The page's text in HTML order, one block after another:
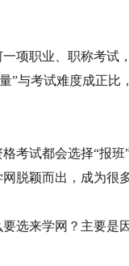
职业、职称考试
”与考试难度成正
试都会选择“报班
脱颖而出，成为很
选来学网？主要